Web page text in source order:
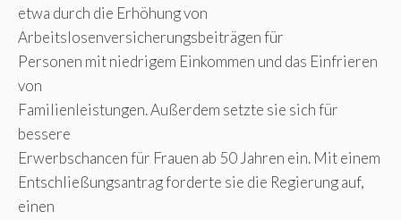
etwa durch die Erhöhung von
Arbeitslosenversicherungsbeiträgen für
Personen mit niedrigem Einkommen und das Einfrieren
von
Familienleistungen. Außerdem setzte sie sich für
bessere
Erwerbschancen für Frauen ab 50 Jahren ein. Mit einem
Entschließungsantrag forderte sie die Regierung auf,
einen